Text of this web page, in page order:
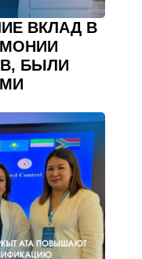
ВКЛАД В
БЫЛИ